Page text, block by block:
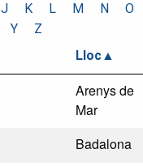
J K L M N
O
Y
Z
Lloc
Arenys de
Mar
Badalona